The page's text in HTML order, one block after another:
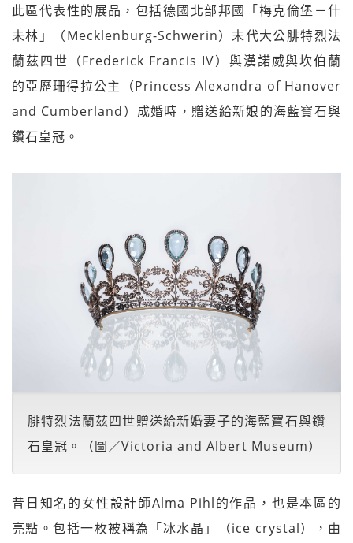
此區代表性的展品，包括德國北部邦國「梅克倫堡－什
未林」（Mecklenburg-Schwerin）末代大公腓特烈法
蘭茲四世（Frederick Francis IV）與漢諾威與坎伯蘭
的亞歷珊得拉公主（Princess Alexandra of Hanover
and Cumberland）成婚時，贈送給新娘的海藍寶石與
鑽石皇冠。
腓特烈法蘭茲四世贈送給新婚妻子的海藍寶石與鑽
石皇冠。（圖／Victoria and Albert Museum）
昔日知名的女性設計師Alma Pihl的作品，也是本區的
亮點。包括一枚被稱為「冰水晶」（ice crystal），由